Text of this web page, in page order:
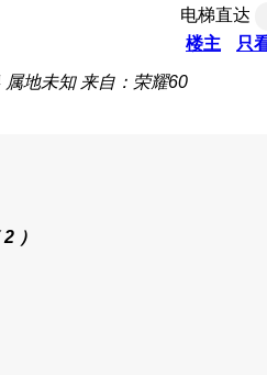
电梯直达
楼主
只
属地未知 来自：荣耀60
2 ）